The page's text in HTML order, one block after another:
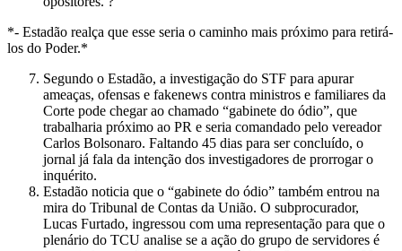
*- Estadão realça que esse seria o caminho mais próximo para retirá-
los do Poder.*
Segundo o Estadão, a investigação do STF para apurar
ameaças, ofensas e fakenews contra ministros e familiares da
Corte pode chegar ao chamado “gabinete do ódio”, que
trabalharia próximo ao PR e seria comandado pelo vereador
Carlos Bolsonaro. Faltando 45 dias para ser concluído, o
jornal já fala da intenção dos investigadores de prorrogar o
inquérito.
Estadão noticia que o “gabinete do ódio” também entrou na
mira do Tribunal de Contas da União. O subprocurador,
Lucas Furtado, ingressou com uma representação para que o
plenário do TCU analise se a ação do grupo de servidores é